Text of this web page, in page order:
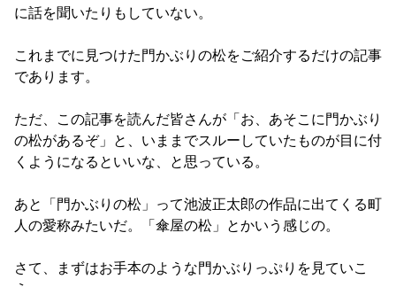
に話を聞いたりもしていない。
これまでに見つけた門かぶりの松をご紹介するだけの記事
であります。
ただ、この記事を読んだ皆さんが「お、あそこに門かぶり
の松があるぞ」と、いままでスルーしていたものが目に付
くようになるといいな、と思っている。
あと「門かぶりの松」って池波正太郎の作品に出てくる町
人の愛称みたいだ。「傘屋の松」とかいう感じの。
さて、まずはお手本のような門かぶりっぷりを見ていこ